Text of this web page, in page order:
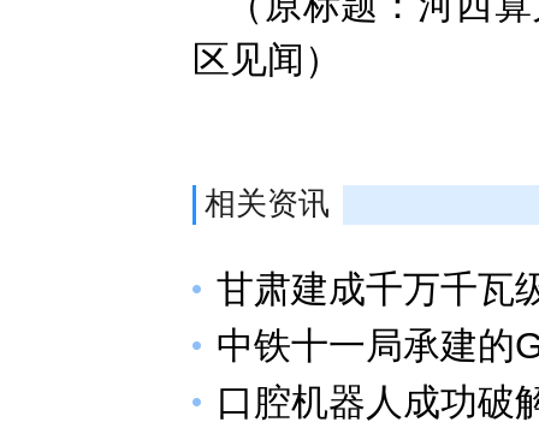
区见闻）
相关资讯
甘肃建成千万千瓦
中铁十一局承建的
口腔机器人成功破